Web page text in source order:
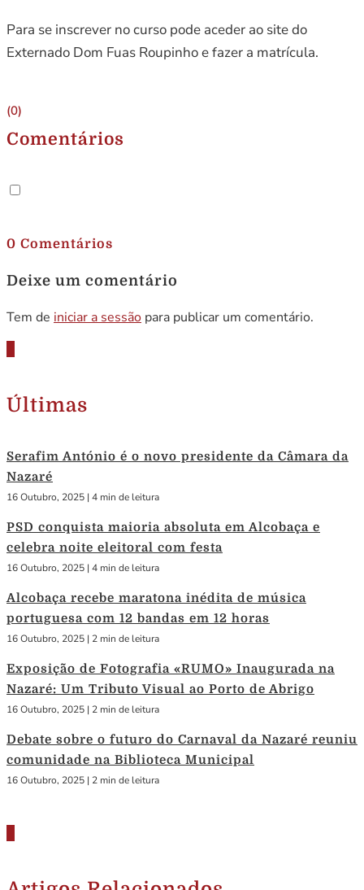
Para se inscrever no curso pode aceder ao site do
Externado Dom Fuas Roupinho e fazer a matrícula.
(0)
Comentários
0 Comentários
Deixe um comentário
Tem de iniciar a sessão para publicar um comentário.
Últimas
Serafim António é o novo presidente da Câmara da
Nazaré
16 Outubro, 2025 | 4 min de leitura
PSD conquista maioria absoluta em Alcobaça e
celebra noite eleitoral com festa
16 Outubro, 2025 | 4 min de leitura
Alcobaça recebe maratona inédita de música
portuguesa com 12 bandas em 12 horas
16 Outubro, 2025 | 2 min de leitura
Exposição de Fotografia «RUMO» Inaugurada na
Nazaré: Um Tributo Visual ao Porto de Abrigo
16 Outubro, 2025 | 2 min de leitura
Debate sobre o futuro do Carnaval da Nazaré reuniu
comunidade na Biblioteca Municipal
16 Outubro, 2025 | 2 min de leitura